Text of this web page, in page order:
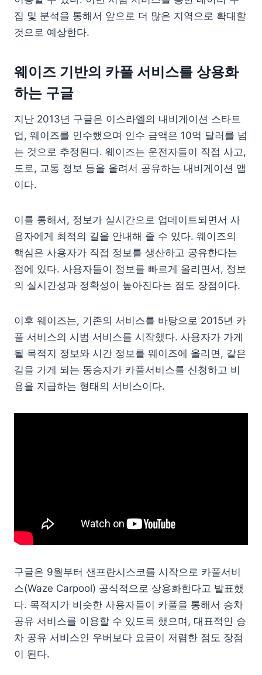
집 및 분석을 통해서 앞으로 더 많은 지역으로 확대할
것으로 예상한다.
웨이즈 기반의 카풀 서비스를 상용화
하는 구글
지난 2013년 구글은 이스라엘의 내비게이션 스타트
업, 웨이즈를 인수했으며 인수 금액은 10억 달러를 넘
는 것으로 추정된다. 웨이즈는 운전자들이 직접 사고,
도로, 교통 정보 등을 올려서 공유하는 내비게이션 앱
이다.
이를 통해서, 정보가 실시간으로 업데이트되면서 사
용자에게 최적의 길을 안내해 줄 수 있다. 웨이즈의
핵심은 사용자가 직접 정보를 생산하고 공유한다는
점에 있다. 사용자들이 정보를 빠르게 올리면서, 정보
의 실시간성과 정확성이 높아진다는 점도 장점이다.
이후 웨이즈는, 기존의 서비스를 바탕으로 2015년 카
풀 서비스의 시범 서비스를 시작했다. 사용자가 가게
될 목적지 정보와 시간 정보를 웨이즈에 올리면, 같은
길을 가게 되는 동승자가 카풀서비스를 신청하고 비
용을 지급하는 형태의 서비스이다.
구글은 9월부터 샌프란시스코를 시작으로 카풀서비
스(Waze Carpool) 공식적으로 상용화한다고 발표했
다. 목적지가 비슷한 사용자들이 카풀을 통해서 승차
공유 서비스를 이용할 수 있도록 했으며, 대표적인 승
차 공유 서비스인 우버보다 요금이 저렴한 점도 장점
이 된다.